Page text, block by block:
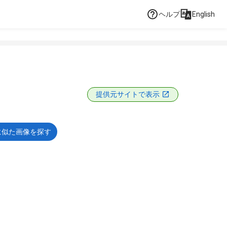
ヘルプ English
提供元サイトで表示
た画像を探す